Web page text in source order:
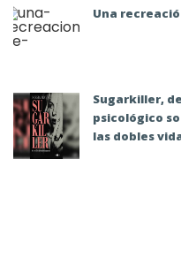
Una
Sugarkiller,
psicológico
las dobles